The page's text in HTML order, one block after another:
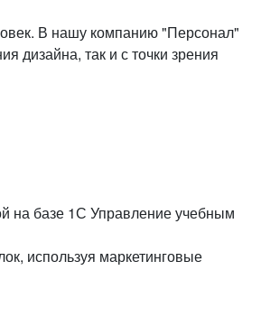
В нашу компанию "Персонал"
дизайна, так и с точки зрения
на базе 1С Управление учебным
используя маркетинговые